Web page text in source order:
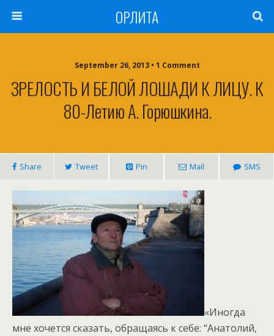
ОРЛИТА
September 26, 2013 • 1 Comment
ЗРЕЛОСТЬ И БЕЛОЙ ЛОШАДИ К ЛИЦУ. К
80-Летию А. Горюшкина.
Share Tweet Pin Mail SMS
«Иногда
мне хочется сказать, обращаясь к себе: “Анатолий,